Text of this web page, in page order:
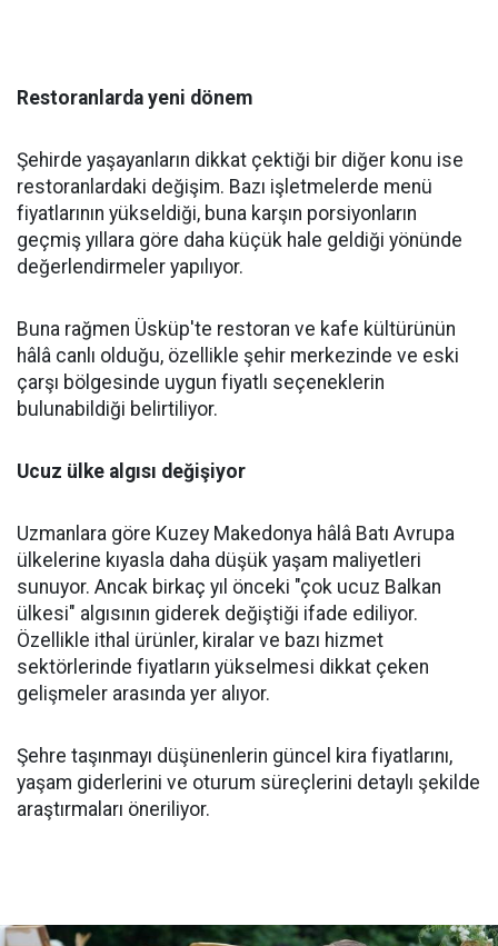
Restoranlarda yeni dönem
Şehirde yaşayanların dikkat çektiği bir diğer konu ise
restoranlardaki değişim. Bazı işletmelerde menü
fiyatlarının yükseldiği, buna karşın porsiyonların
geçmiş yıllara göre daha küçük hale geldiği yönünde
değerlendirmeler yapılıyor.
Buna rağmen Üsküp'te restoran ve kafe kültürünün
hâlâ canlı olduğu, özellikle şehir merkezinde ve eski
çarşı bölgesinde uygun fiyatlı seçeneklerin
bulunabildiği belirtiliyor.
Ucuz ülke algısı değişiyor
Uzmanlara göre Kuzey Makedonya hâlâ Batı Avrupa
ülkelerine kıyasla daha düşük yaşam maliyetleri
sunuyor. Ancak birkaç yıl önceki "çok ucuz Balkan
ülkesi" algısının giderek değiştiği ifade ediliyor.
Özellikle ithal ürünler, kiralar ve bazı hizmet
sektörlerinde fiyatların yükselmesi dikkat çeken
gelişmeler arasında yer alıyor.
Şehre taşınmayı düşünenlerin güncel kira fiyatlarını,
yaşam giderlerini ve oturum süreçlerini detaylı şekilde
araştırmaları öneriliyor.